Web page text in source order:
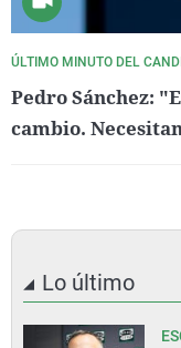
ÚLTIMO MINUTO DEL
Pedro Sánchez:
cambio.
Lo último